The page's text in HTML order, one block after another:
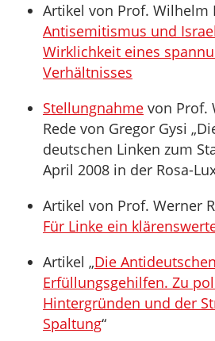
Artikel von Prof. Wilhelm
Antisemitismus und
Wirklichkeit eines
Verhältnisses
Stellungnahme von Prof.
Rede von Gregor Gysi
deutschen Linken zum
April 2008 in der Rosa-
Artikel von Prof. Werner
Für Linke ein
Artikel „Die
Erfüllungsgehilfen. Zu
Hintergründen und der
Spaltung“